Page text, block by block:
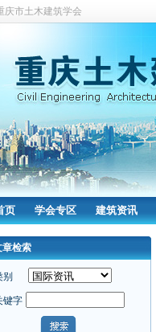
庆市土木建筑学会
页 学会专区 建筑资讯
章检索
别
键字